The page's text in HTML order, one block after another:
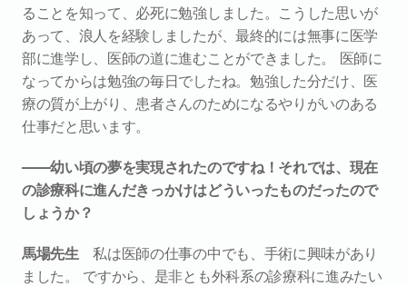
ることを知って、必死に勉強しました。こうした思いが
あって、浪人を経験しましたが、最終的には無事に医学
部に進学し、医師の道に進むことができました。 医師に
なってからは勉強の毎日でしたね。勉強した分だけ、医
療の質が上がり、患者さんのためになるやりがいのある
仕事だと思います。
――幼い頃の夢を実現されたのですね！それでは、現在
の診療科に進んだきっかけはどういったものだったので
しょうか？
馬場先生 私は医師の仕事の中でも、手術に興味があり
ました。 ですから、是非とも外科系の診療科に進みたい